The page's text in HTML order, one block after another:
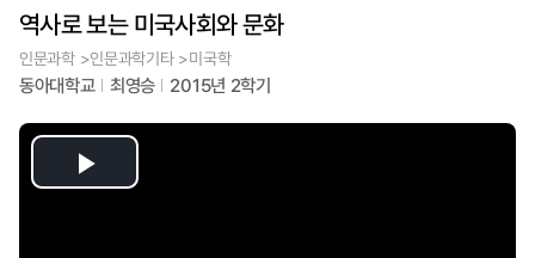
역사로 보는 미국사회와 문화
인문과학 >인문과학기타 >미국학
동아대학교 최영승 2015년 2학기
Play